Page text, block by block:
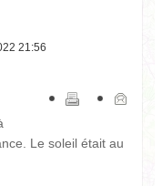
21:56
Le soleil était au